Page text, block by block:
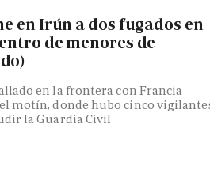
en Irún a dos fugados en
de menores de
en la frontera con Francia
motín, donde hubo cinco
la Guardia Civil